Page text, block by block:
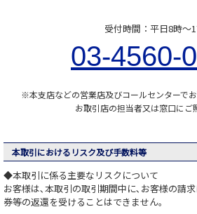
受付時間：平日8時～
03-4560-
※本支店などの営業店及びコールセンターで
お取引店の担当者又は窓口にご
本取引におけるリスク及び手数料等
◆本取引に係る主要なリスクについて
お客様は､本取引の取引期間中に､お客様の請
券等の返還を受けることはできません｡